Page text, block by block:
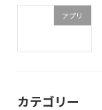
アプリ
カテゴリー